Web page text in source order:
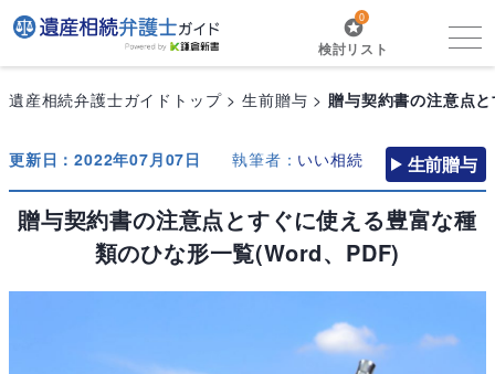
0
検討リスト
遺産相続弁護士ガイドトップ 生前贈与 贈与契約書の注意点
更新日：2022年07月07日 執筆者： いい相続 生前贈与
贈与契約書の注意点とすぐに使える豊富な種
類のひな形一覧(Word、PDF)